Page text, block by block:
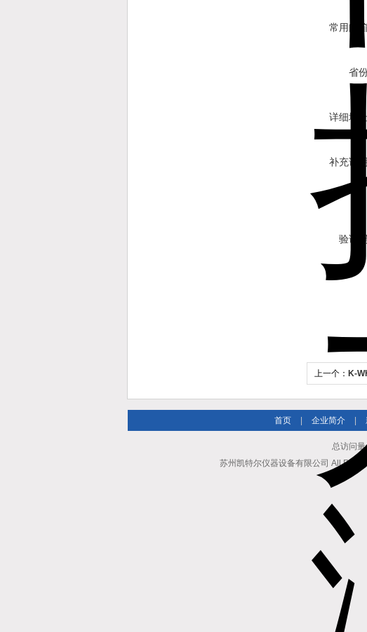
常用邮箱
省
详细地址
补充说明
验证
上一个： K-
首页 企业简介
总访问
苏州凯特尔仪器设备有限公司 All